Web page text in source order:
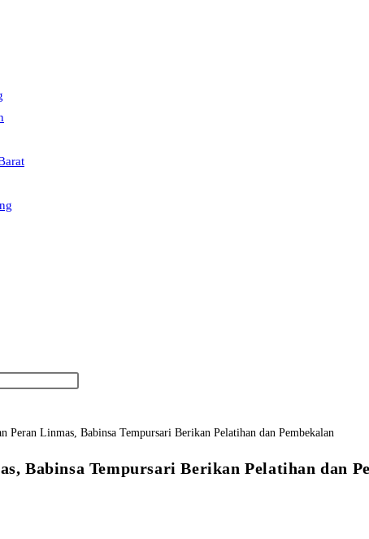
Babinsa Tempursari Berikan Pelatihan dan